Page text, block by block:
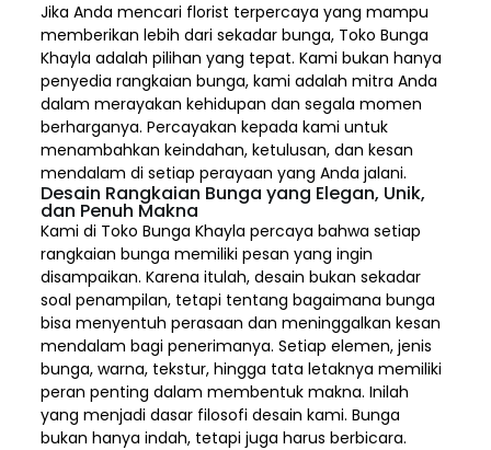
Jika Anda mencari florist terpercaya yang mampu
memberikan lebih dari sekadar bunga, Toko Bunga
Khayla adalah pilihan yang tepat. Kami bukan hanya
penyedia rangkaian bunga, kami adalah mitra Anda
dalam merayakan kehidupan dan segala momen
berharganya. Percayakan kepada kami untuk
menambahkan keindahan, ketulusan, dan kesan
mendalam di setiap perayaan yang Anda jalani.
Desain Rangkaian Bunga yang Elegan, Unik,
dan Penuh Makna
Kami di Toko Bunga Khayla percaya bahwa setiap
rangkaian bunga memiliki pesan yang ingin
disampaikan. Karena itulah, desain bukan sekadar
soal penampilan, tetapi tentang bagaimana bunga
bisa menyentuh perasaan dan meninggalkan kesan
mendalam bagi penerimanya. Setiap elemen, jenis
bunga, warna, tekstur, hingga tata letaknya memiliki
peran penting dalam membentuk makna. Inilah
yang menjadi dasar filosofi desain kami. Bunga
bukan hanya indah, tetapi juga harus berbicara.